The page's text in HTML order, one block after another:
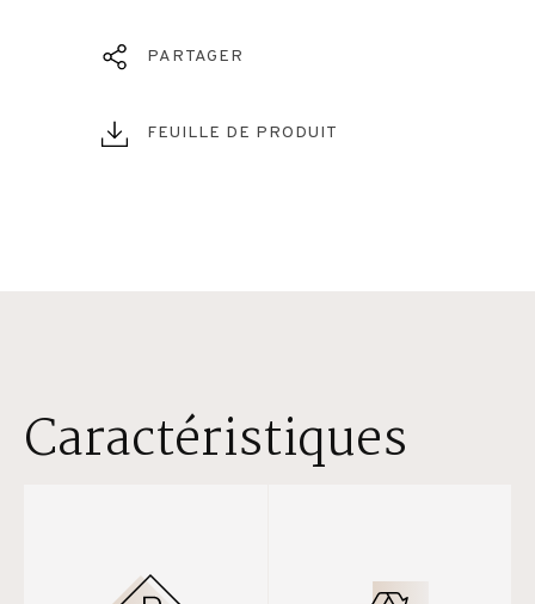
PARTAGER
FEUILLE DE PRODUIT
Caractéristiques